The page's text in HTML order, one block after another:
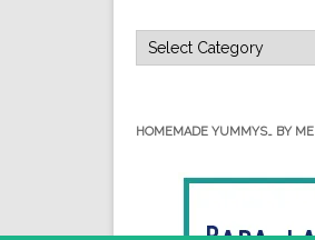
HOMEMADE YUMMYS… BY ME